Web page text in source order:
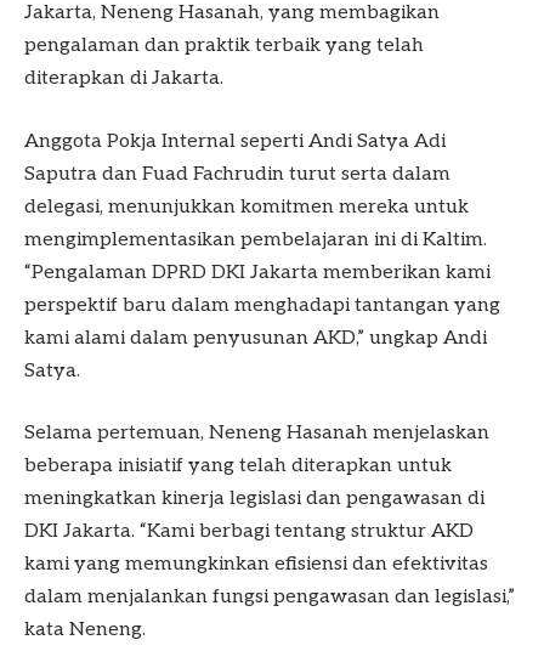
Jakarta, Neneng Hasanah, yang membagikan
pengalaman dan praktik terbaik yang telah
diterapkan di Jakarta.
Anggota Pokja Internal seperti Andi Satya Adi
Saputra dan Fuad Fachrudin turut serta dalam
delegasi, menunjukkan komitmen mereka untuk
mengimplementasikan pembelajaran ini di Kaltim.
“Pengalaman DPRD DKI Jakarta memberikan kami
perspektif baru dalam menghadapi tantangan yang
kami alami dalam penyusunan AKD,” ungkap Andi
Satya.
Selama pertemuan, Neneng Hasanah menjelaskan
beberapa inisiatif yang telah diterapkan untuk
meningkatkan kinerja legislasi dan pengawasan di
DKI Jakarta. “Kami berbagi tentang struktur AKD
kami yang memungkinkan efisiensi dan efektivitas
dalam menjalankan fungsi pengawasan dan legislasi,”
kata Neneng.